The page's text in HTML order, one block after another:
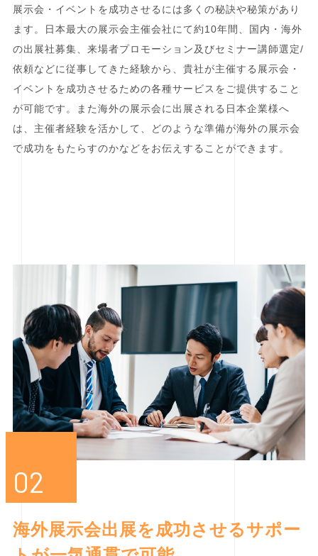
展示会・イベントを成功させるには多くの秘訣や秘策があり
ます。日本最大の展示会主催会社にて約10年間、国内・海外
の出展社募集、来場者プロモーション及びセミナー講師選定/
依頼などに従事してきた経験から、貴社が主催する展示会・
イベントを成功させるための各種サービスをご提供すること
が可能です。また海外の展示会に出展される日本企業様へ
は、主催者経験を活かして、どのような準備が海外の展示会
で成功をもたらすのかなどをお伝えすることができます。
海外展示会出展を成功させるサポー
02